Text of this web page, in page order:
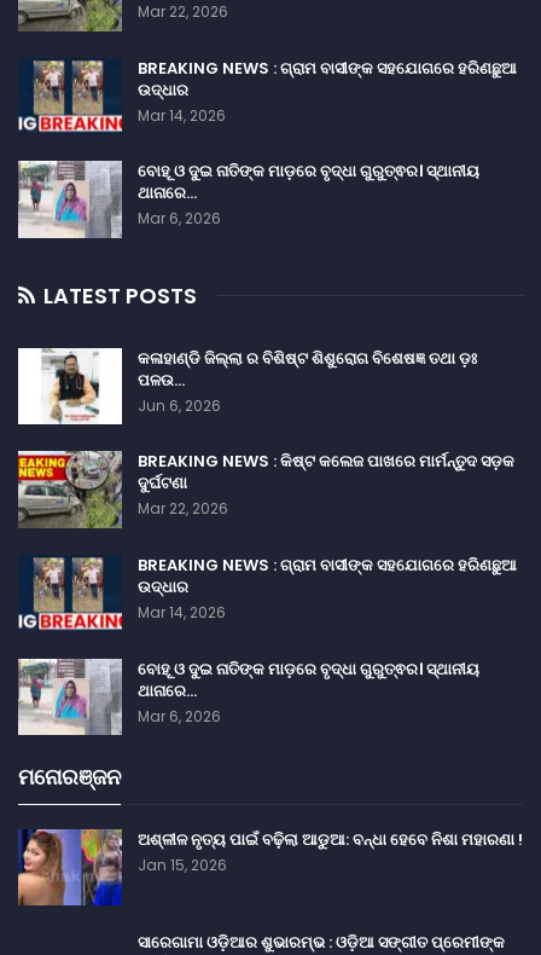
Mar 22, 2026
BREAKING NEWS : ଗ୍ରାମ ବାସୀଙ୍କ ସହଯୋଗରେ ହରିଣଛୁଆ
ଉଦ୍ଧାର
Mar 14, 2026
ବୋହୂ ଓ ଦୁଇ ନାତିଙ୍କ ମାଡ଼ରେ ବୃଦ୍ଧା ଗୁରୁତ୍ଵର। ସ୍ଥାନୀୟ
ଥାନାରେ…
Mar 6, 2026
LATEST POSTS
କଳାହାଣ୍ଡି ଜିଲ୍ଲା ର ବିଶିଷ୍ଟ ଶିଶୁରୋଗ ବିଶେଷଜ୍ଞ ତଥା ଡ଼ଃ
ପଳଉ…
Jun 6, 2026
BREAKING NEWS : କିଷ୍ଟ କଲେଜ ପାଖରେ ମାର୍ମନ୍ତୁଦ ସଡ଼କ
ଦୁର୍ଘଟଣା
Mar 22, 2026
BREAKING NEWS : ଗ୍ରାମ ବାସୀଙ୍କ ସହଯୋଗରେ ହରିଣଛୁଆ
ଉଦ୍ଧାର
Mar 14, 2026
ବୋହୂ ଓ ଦୁଇ ନାତିଙ୍କ ମାଡ଼ରେ ବୃଦ୍ଧା ଗୁରୁତ୍ଵର। ସ୍ଥାନୀୟ
ଥାନାରେ…
Mar 6, 2026
ମନୋରଞ୍ଜନ
ଅଶ୍ଳୀଳ ନୃତ୍ୟ ପାଇଁ ବଢ଼ିଲା ଆଡୁଆ: ବନ୍ଧା ହେବେ ନିଶା ମହାରଣା !
Jan 15, 2026
ସାରେଗାମା ଓଡ଼ିଆର ଶୁଭାରମ୍ଭ : ଓଡ଼ିଆ ସଙ୍ଗୀତ ପ୍ରେମୀଙ୍କ